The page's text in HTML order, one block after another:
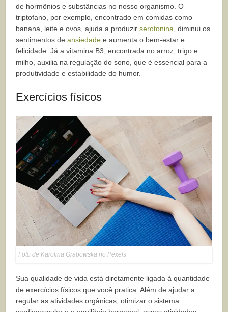
de hormônios e substâncias no nosso organismo. O
triptofano, por exemplo, encontrado em comidas como
banana, leite e ovos, ajuda a produzirserotonina, diminui os
sentimentos deansiedade e aumenta o bem-estar e
felicidade. Já a vitamina B3, encontrada no arroz, trigo e
milho, auxilia na regulação do sono, que é essencial para a
produtividade e estabilidade do humor.
Exercícios físicos
Foto de Karolina Grabowska no Pexels
Sua qualidade de vida está diretamente ligada à quantidade
de exercícios físicos que você pratica. Além de ajudar a
regular as atividades orgânicas, otimizar o sistema